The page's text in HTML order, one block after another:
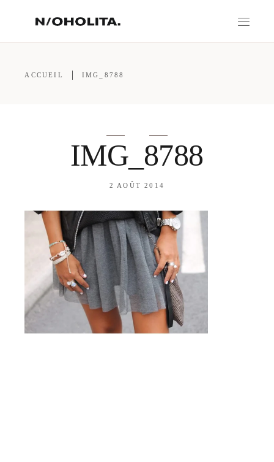
ACCUEIL IMG_8788
IMG_8788
2 AOÛT 2014